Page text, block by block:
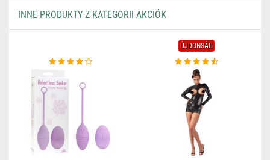
INNE PRODUKTY Z KATEGORII AKCIÓK
ÚJDONSÁG